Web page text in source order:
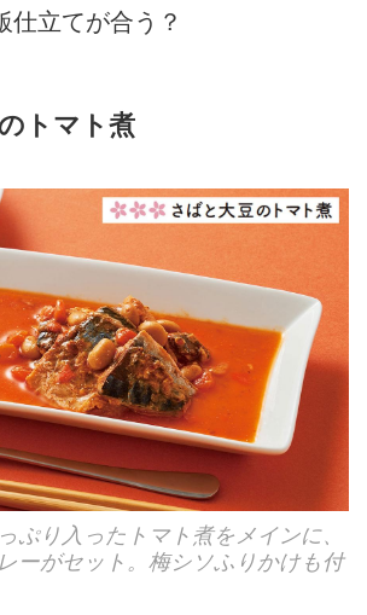
仕立てが合う？
トマト煮
ぷり入ったトマト煮をメインに、
ーがセット。梅シソふりかけも付